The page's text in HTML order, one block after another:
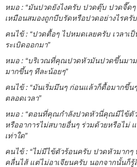
หมอ : “มันปวดยังไงครับ ปวดตุ๊บ ปวดจี๊ด
เหมือนสมองถูกบีบรัดหรือปวดอย่างไรครับ
คนไข้ : “ปวดตื้อๆ ไปหมดเลยครับ เวลาเ
ระเบิดออกมา”
หมอ : “บริเวณที่คุณปวดหัวมันปวดขึ้นมา
มากขึ้นๆ ทีละน้อยๆ”
คนไข้ : “มันเริ่มมึนๆ ก่อนแล้วก็ตื้อมากขึ้น
ตลอดเวลา”
หมอ : “ตอนที่คุณกำลังปวดหัวนี่คุณมีไข้ตั
หรืออาการไม่สบายอื่นๆ ร่วมด้วยหรือไม่
เท่าใด”
คนไข้ : “ไม่มีไข้ตัวร้อนครับ ปวดหัวมากๆ
คลื่นไส้ แต่ไม่อาเจียนครับ นอกจากนั้นก็